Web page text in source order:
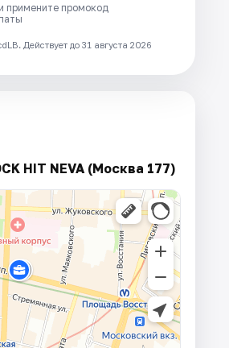
примените промокод
Действует до 31 августа 2026
HIT NEVA (Москва 177)